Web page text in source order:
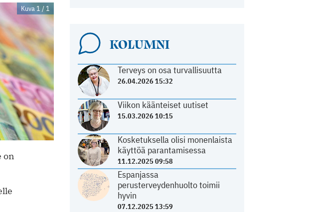
KOLUMNI
Terveys on osa turvallisuutta
26.04.2026 15:32
Viikon käänteiset uutiset
15.03.2026 10:15
Kosketuksella olisi monenlaista
käyttöä parantamisessa
11.12.2025 09:58
Espanjassa
perusterveydenhuolto toimii
hyvin
07.12.2025 13:59
Kuva 1 / 1
on